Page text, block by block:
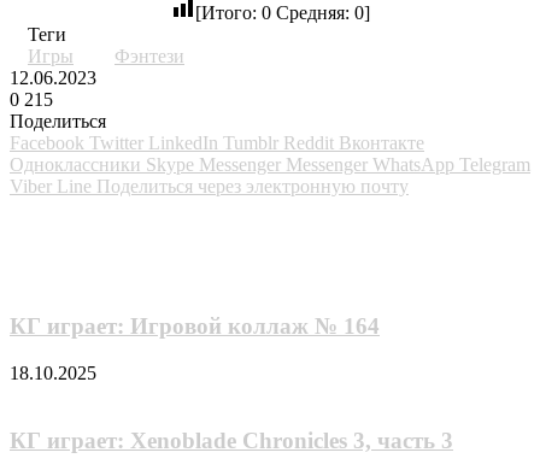
[Итого: 0Средняя: 0]
Теги
Игры
Фэнтези
12.06.2023
0 215
Поделиться
Facebook Twitter LinkedIn Tumblr Reddit Вконтакте
Одноклассники Skype Messenger Messenger WhatsApp Telegram
Viber Line Поделиться через электронную почту
КГ играет: Игровой коллаж № 164
18.10.2025
КГ играет: Xenoblade Chronicles 3, часть 3